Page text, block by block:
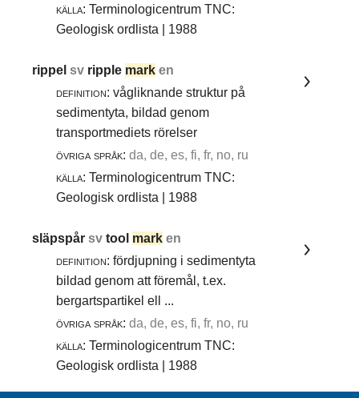
källa: Terminologicentrum TNC:
Geologisk ordlista | 1988
rippelsv ripple mark en
definition: vågliknande struktur på
sedimentyta, bildad genom
transportmediets rörelser
övriga språk: da, de, es, fi, fr, no, ru
källa: Terminologicentrum TNC:
Geologisk ordlista | 1988
släpspårsvtool mark en
definition: fördjupning i sedimentyta
bildad genom att föremål, t.ex.
bergartspartikel ell ...
övriga språk: da, de, es, fi, fr, no, ru
källa: Terminologicentrum TNC:
Geologisk ordlista | 1988